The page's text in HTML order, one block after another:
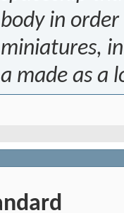
body in
miniatures,
a made as a